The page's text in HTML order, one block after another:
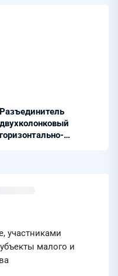
Разъединитель
двухколонковый
горизонтально-
участниками
малого и